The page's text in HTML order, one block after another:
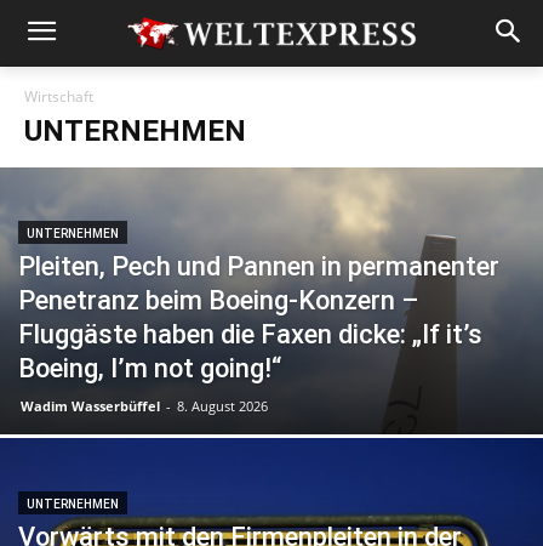
Wirtschaft
UNTERNEHMEN
UNTERNEHMEN
Pleiten, Pech und Pannen in permanenter
Penetranz beim Boeing-Konzern –
Fluggäste haben die Faxen dicke: „If it’s
Boeing, I’m not going!“
Wadim Wasserbüffel - 8. August 2026
UNTERNEHMEN
Vorwärts mit den Firmenpleiten in der